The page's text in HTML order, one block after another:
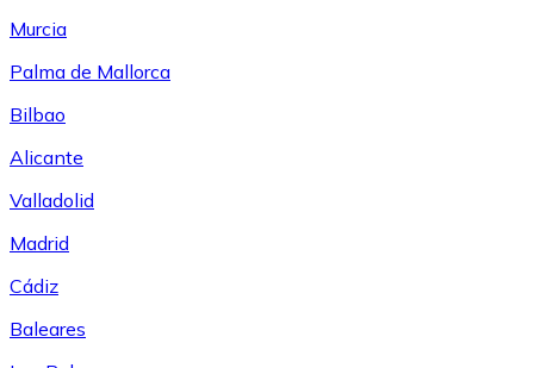
Murcia
Palma de Mallorca
Bilbao
Alicante
Valladolid
Madrid
Cádiz
Baleares